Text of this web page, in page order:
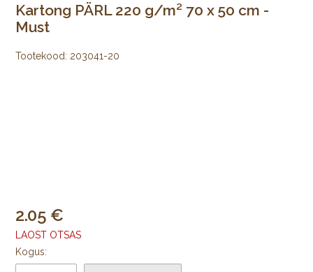
Kartong PÄRL 220 g/m² 70 x 50 cm -
Must
Tootekood: 203041-20
2.05
LAOST OTSAS
Kogus: